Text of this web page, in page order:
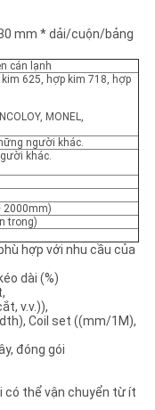
mm * dải/cuộn/bảng
cán lạnh
kim 625, hợp kim 718, hợp
MONEL,
người khác.
khác.
2000mm)
trong)
hợp với nhu cầu của
dài (%)
v.v.)),
Coil set ((mm/1M),
đóng gói
có thể vận chuyển từ ít